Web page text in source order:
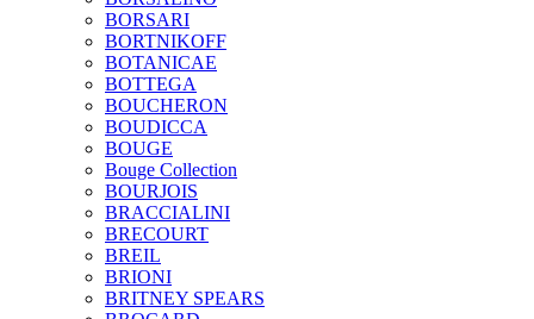
BORSARI
BORTNIKOFF
BOTANICAE
BOTTEGA
BOUCHERON
BOUDICCA
BOUGE
Bouge Collection
BOURJOIS
BRACCIALINI
BRECOURT
BREIL
BRIONI
BRITNEY SPEARS